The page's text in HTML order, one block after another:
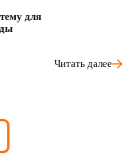
для
Читать далее